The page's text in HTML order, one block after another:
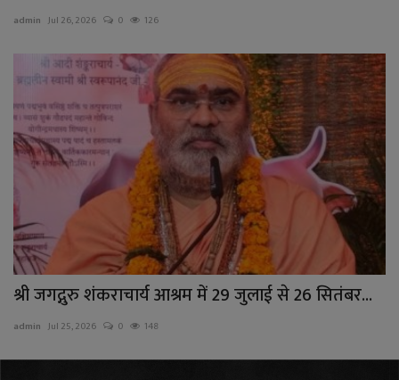
बिजनेस
मनोरंजन
ज्ञान विज्ञान
करिअर
वाद विवाद
संपादकीय
धर्म
admin Jul 26, 2026 0 126
श्री जगद्गुरु शंकराचार्य आश्रम में 29 जुलाई से 26 सितंबर...
admin Jul 25, 2026 0 148